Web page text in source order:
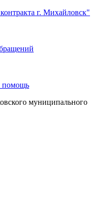
г. Михайловск"
помощь
муниципального